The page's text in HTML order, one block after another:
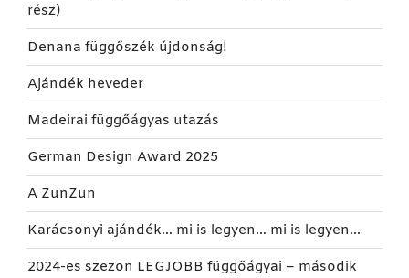
rész)
Denana függőszék újdonság!
Ajándék heveder
Madeirai függőágyas utazás
German Design Award 2025
A ZunZun
Karácsonyi ajándék… mi is legyen… mi is legyen…
2024-es szezon LEGJOBB függőágyai – második